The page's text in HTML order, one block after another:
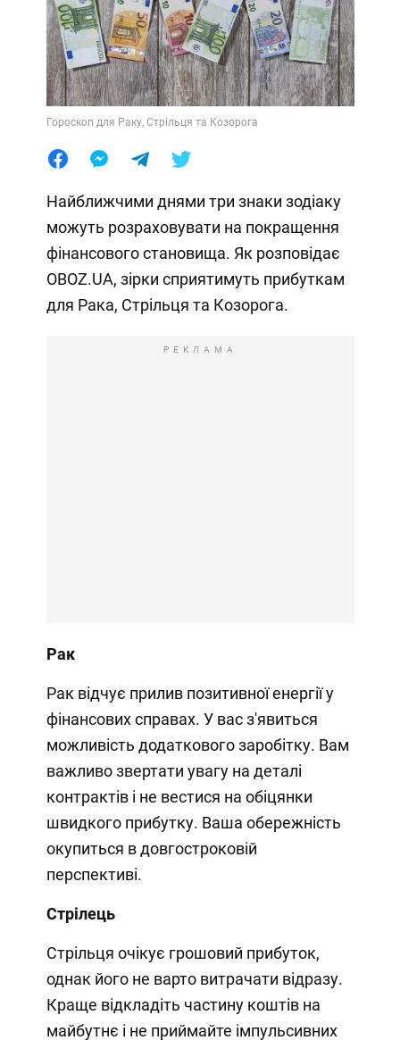
Гороскоп для Раку, Стрільця та Козорога
Найближчими днями три знаки зодіаку
можуть розраховувати на покращення
фінансового становища. Як розповідає
OBOZ.UA, зірки сприятимуть прибуткам
для Рака, Стрільця та Козорога.
РЕКЛАМА
Рак
Рак відчує прилив позитивної енергії у
фінансових справах. У вас з'явиться
можливість додаткового заробітку. Вам
важливо звертати увагу на деталі
контрактів і не вестися на обіцянки
швидкого прибутку. Ваша обережність
окупиться в довгостроковій
перспективі.
Стрілець
Стрільця очікує грошовий прибуток,
однак його не варто витрачати відразу.
Краще відкладіть частину коштів на
майбутнє і не приймайте імпульсивних